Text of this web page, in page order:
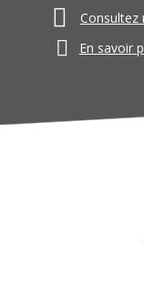
Consultez
En savoir